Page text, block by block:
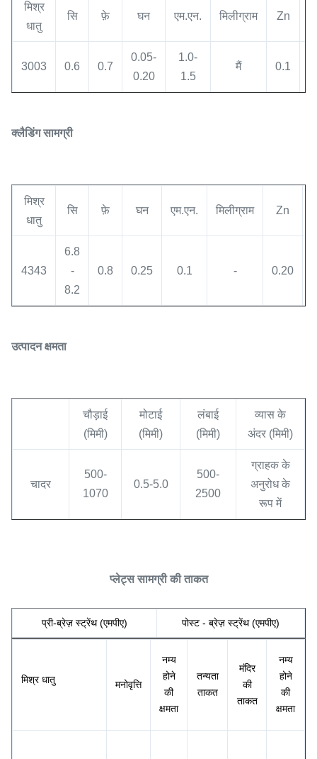
मिश्र
धातु
सि फ़े घन एम.एन. मिलीग्राम Zn
3003 0.6 0.7
0.05-
0.20
1.0-
1.5
मैं 0.1
क्लैडिंग सामग्री
मिश्र
धातु
सि फ़े घन एम.एन. मिलीग्राम Zn
4343
6.8
-
8.2
0.8 0.25 0.1 - 0.20
उत्पादन क्षमता
चौड़ाई
(मिमी)
मोटाई
(मिमी)
लंबाई
(मिमी)
व्यास के
अंदर (मिमी)
चादर
500-
1070
0.5-5.0
500-
2500
ग्राहक के
अनुरोध के
रूप में
प्लेट्स सामग्री की ताकत
प्री-ब्रेज़ स्ट्रेंथ (एमपीए) पोस्ट - ब्रेज़ स्ट्रेंथ (एमपीए)
मिश्र धातु मनोवृत्ति
नम्य
होने
की
क्षमता
तन्यता
ताकत
मंदिर
की
ताकत
नम्य
होने
की
क्षमता